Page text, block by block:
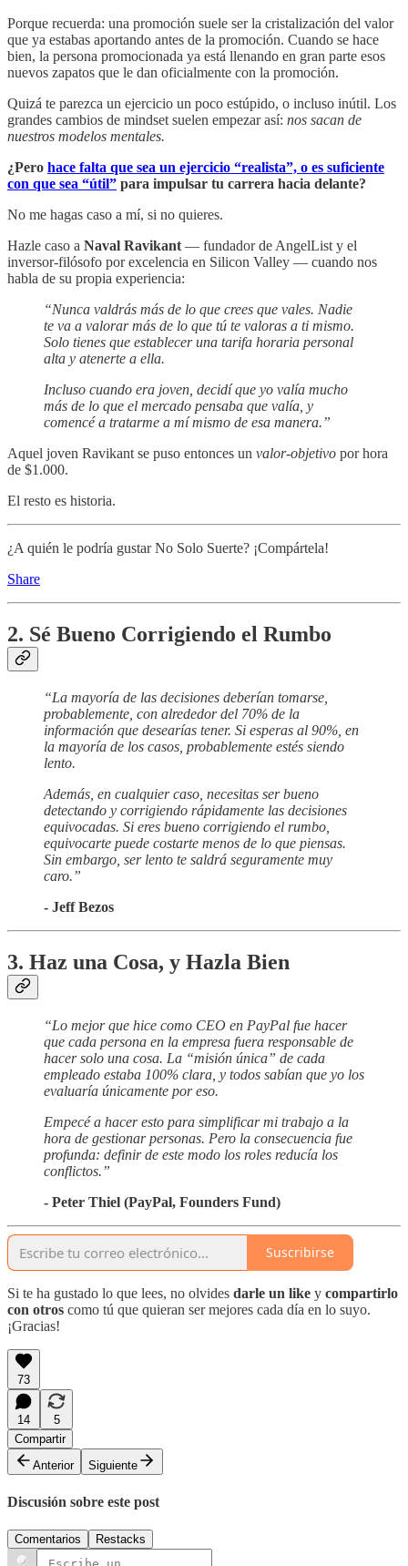
Porque recuerda: una promoción suele ser la cristalización del valor
que ya estabas aportando antes de la promoción. Cuando se hace
bien, la persona promocionada ya está llenando en gran parte esos
nuevos zapatos que le dan oficialmente con la promoción.
Quizá te parezca un ejercicio un poco estúpido, o incluso inútil. Los
grandes cambios de mindset suelen empezar así: nos sacan de
nuestros modelos mentales.
¿Pero hace falta que sea un ejercicio “realista”, o es suficiente
con que sea “útil” para impulsar tu carrera hacia delante?
No me hagas caso a mí, si no quieres.
Hazle caso a Naval Ravikant — fundador de AngelList y el
inversor-filósofo por excelencia en Silicon Valley — cuando nos
habla de su propia experiencia:
“Nunca valdrás más de lo que crees que vales. Nadie
te va a valorar más de lo que tú te valoras a ti mismo.
Solo tienes que establecer una tarifa horaria personal
alta y atenerte a ella.
Incluso cuando era joven, decidí que yo valía mucho
más de lo que el mercado pensaba que valía, y
comencé a tratarme a mí mismo de esa manera.”
Aquel joven Ravikant se puso entonces un valor-objetivo por hora
de $1.000.
El resto es historia.
¿A quién le podría gustar No Solo Suerte? ¡Compártela!
Share
2. Sé Bueno Corrigiendo el Rumbo
“La mayoría de las decisiones deberían tomarse,
probablemente, con alrededor del 70% de la
información que desearías tener. Si esperas al 90%, en
la mayoría de los casos, probablemente estés siendo
lento.
Además, en cualquier caso, necesitas ser bueno
detectando y corrigiendo rápidamente las decisiones
equivocadas. Si eres bueno corrigiendo el rumbo,
equivocarte puede costarte menos de lo que piensas.
Sin embargo, ser lento te saldrá seguramente muy
caro.”
- Jeff Bezos
3. Haz una Cosa, y Hazla Bien
“Lo mejor que hice como CEO en PayPal fue hacer
que cada persona en la empresa fuera responsable de
hacer solo una cosa. La “misión única” de cada
empleado estaba 100% clara, y todos sabían que yo los
evaluaría únicamente por eso.
Empecé a hacer esto para simplificar mi trabajo a la
hora de gestionar personas. Pero la consecuencia fue
profunda: definir de este modo los roles reducía los
conflictos.”
- Peter Thiel (PayPal, Founders Fund)
Suscribirse
Si te ha gustado lo que lees, no olvides darle un like y compartirlo
con otros como tú que quieran ser mejores cada día en lo suyo.
¡Gracias!
73
14
5
Compartir
Anterior
Siguiente
Discusión sobre este post
Comentarios Restacks